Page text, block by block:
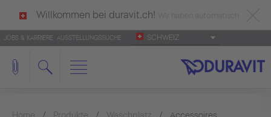
Willkommen bei duravit.ch!
deutsch als Ihre Sprache erkannt.
Français Italiano
JOBS & KARRIERE AUSSTELLUNGSSUCHE SCHWEIZ